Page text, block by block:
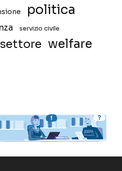
politica
servizio civile
welfare